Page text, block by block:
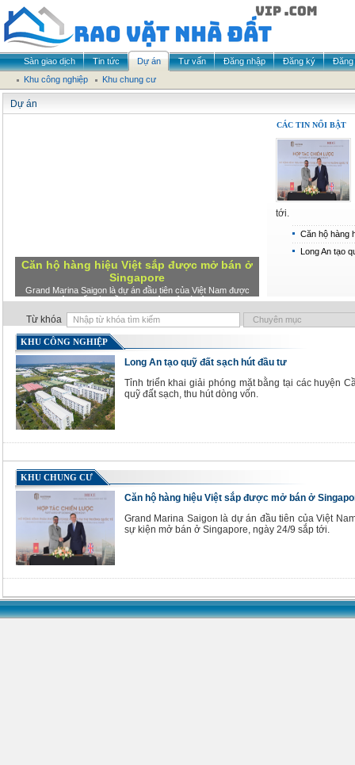
Sàn giao dịch Tin tức Dự án Tư vấn Đăng nhập Đăng ký
Đăng
Khu công nghiệp
Khu chung cư
Dự án
Căn hộ hàng hiệu Việt sắp được mở bán ở
Singapore
Grand Marina Saigon là dự án đầu tiên của Việt Nam được
Druce phân phối toàn cầu tại sự kiện mở bán ở Singapore,
CÁC TIN NỔI BẬT
tới.
Căn hộ hàng
Long An tạo
Từ khóa
KHU CÔNG NGHIỆP
Long An tạo quỹ đất sạch hút đầu tư
Tỉnh triển khai giải phóng mặt bằng tại các huyện
quỹ đất sạch, thu hút dòng vốn.
KHU CHUNG CƯ
Căn hộ hàng hiệu Việt sắp được mở bán ở
Grand Marina Saigon là dự án đầu tiên của Việt
sự kiện mở bán ở Singapore, ngày 24/9 sắp tới.